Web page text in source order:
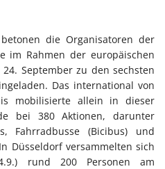
die Organisatoren der
im Rahmen der europäischen
September zu den sechsten
Das international von
mobilisierte allein in dieser
bei 380 Aktionen, darunter
Fahrradbusse (Bicibus) und
Düsseldorf versammelten sich
rund 200 Personen am